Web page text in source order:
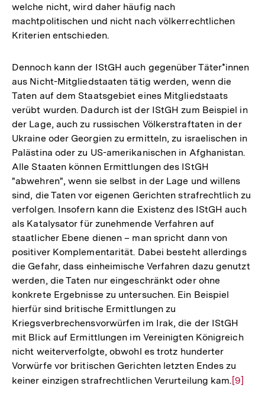
welche nicht, wird daher häufig nach
machtpolitischen und nicht nach völkerrechtlichen
Kriterien entschieden.
Dennoch kann der IStGH auch gegenüber Täter*innen
aus Nicht-Mitgliedstaaten tätig werden, wenn die
Taten auf dem Staatsgebiet eines Mitgliedstaats
verübt wurden. Dadurch ist der IStGH zum Beispiel in
der Lage, auch zu russischen Völkerstraftaten in der
Ukraine oder Georgien zu ermitteln, zu israelischen in
Palästina oder zu US-amerikanischen in Afghanistan.
Alle Staaten können Ermittlungen des IStGH
"abwehren", wenn sie selbst in der Lage und willens
sind, die Taten vor eigenen Gerichten strafrechtlich zu
verfolgen. Insofern kann die Existenz des IStGH auch
als Katalysator für zunehmende Verfahren auf
staatlicher Ebene dienen – man spricht dann von
positiver Komplementarität. Dabei besteht allerdings
die Gefahr, dass einheimische Verfahren dazu genutzt
werden, die Taten nur eingeschränkt oder ohne
konkrete Ergebnisse zu untersuchen. Ein Beispiel
hierfür sind britische Ermittlungen zu
Kriegsverbrechensvorwürfen im Irak, die der IStGH
mit Blick auf Ermittlungen im Vereinigten Königreich
nicht weiterverfolgte, obwohl es trotz hunderter
Vorwürfe vor britischen Gerichten letzten Endes zu
keiner einzigen strafrechtlichen Verurteilung kam. Zur
[9]